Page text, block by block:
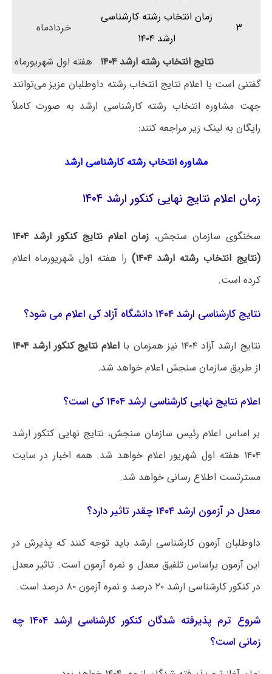
۳
زمان انتخاب رشته کارشناسی
ارشد ۱۴۰۴
خردادماه
نتایج انتخاب رشته ارشد ۱۴۰۴
هفته اول شهریورماه
گفتنی است با اعلام نتایج انتخاب رشته داوطلبان عزیز می‌توانند
جهت مشاوره انتخاب رشته کارشناسی ارشد به صورت کاملاً
رایگان به لینک زیر مراجعه کنند:
مشاوره انتخاب رشته کارشناسی ارشد
زمان اعلام نتایج نهایی کنکور ارشد ۱۴۰۴
سخنگوی سازمان سنجش، زمان اعلام نتایج کنکور ارشد ۱۴۰۴
(نتایج انتخاب رشته ارشد ۱۴۰۴ ) را هفته اول شهریورماه اعلام
کرده است.
نتایج کارشناسی ارشد ۱۴۰۴ دانشگاه آزاد کی اعلام می شود؟
نتایج ارشد آزاد ۱۴۰۴ نیز همزمان با
اعلام نتایج کنکور ارشد ۱۴۰۴
از طریق سازمان سنجش اعلام خواهد شد.
اعلام نتایج نهایی کارشناسی ارشد ۱۴۰۴ کی است؟
بر اساس اعلام رئیس سازمان سنجش، نتایج نهایی کنکور ارشد
۱۴۰۴ هفته اول شهریور اعلام خواهد شد. همه اخبار در سایت
مسترتست اطلاع رسانی خواهد شد.
معدل در آزمون ارشد ۱۴۰۴ چقدر تاثیر دارد؟
داوطلبان آزمون کارشناسی ارشد باید توجه کنند که پذیرش در
این آزمون براساس تلفیق معدل و نمره آزمون است. تاثیر معدل
در کنکور کارشناسی ارشد ۲۰ درصد و نمره آزمون ۸۰ درصد است.
شروع ترم پذیرفته شدگان کنکور کارشناسی ارشد ۱۴۰۴ چه
زمانی است؟